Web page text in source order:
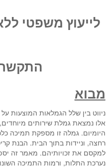
לייעוץ משפטי
מבוא
ניווט בין שלל הגמלאות המוצעות
אלו נמצאת גמלת שירותים
היומיום. גמלה זו מספקת תמיכה
רחצה, וניידות בתוך הבית. הבנת
למקסם את זכויותיהם. מאמר זה
נערכת התלות, ורמות התמיכה